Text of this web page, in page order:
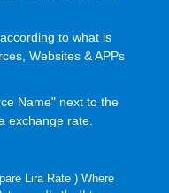
to what is
Websites & APPs
Name" next to the
exchange rate.
Lira Rate) Where